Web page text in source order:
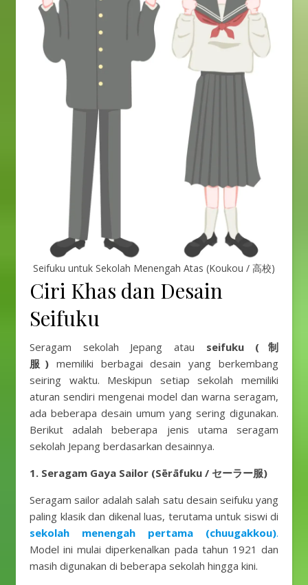
Seifuku untuk Sekolah Menengah Atas (Koukou / 高校)
Ciri Khas dan Desain
Seifuku
Seragam sekolah Jepang atau seifuku (制
服)memiliki berbagai desain yang berkembang
seiring waktu. Meskipun setiap sekolah memiliki
aturan sendiri mengenai model dan warna seragam,
ada beberapa desain umum yang sering digunakan.
Berikut adalah beberapa jenis utama seragam
sekolah Jepang berdasarkan desainnya.
1. Seragam Gaya Sailor (Sērāfuku / セーラー服)
Seragam sailor adalah salah satu desain seifuku yang
paling klasik dan dikenal luas, terutama untuk siswi di
sekolah menengah pertama (chuugakkou).
Model ini mulai diperkenalkan pada tahun 1921 dan
masih digunakan di beberapa sekolah hingga kini.